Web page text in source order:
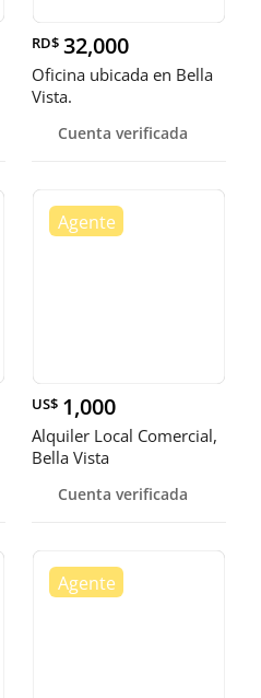
RD$ 32,000
Oficina ubicada en Bella
Vista.
Cuenta verificada
US$ 1,000
Alquiler Local Comercial,
Bella Vista
Cuenta verificada